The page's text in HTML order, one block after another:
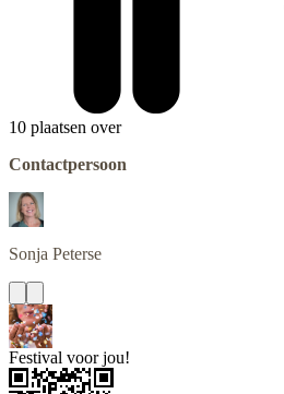
10 plaatsen over
Contactpersoon
Sonja Peterse
Festival voor jou!